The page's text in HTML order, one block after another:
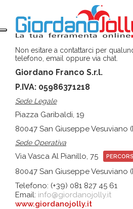
Non esitare a contattarci per
telefono, email oppure via chat.
Giordano Franco S.r.l.
P.IVA: 05986371218
Sede Legale
Piazza Garibaldi, 19
80047 San Giuseppe Vesuviano
Sede Operativa
Via Vasca Al Pianillo, 75
80047 San Giuseppe Vesuviano
Telefono: (+39) 081 827 45 61
Email: info@giordanojolly.it
www.giordanojolly.it